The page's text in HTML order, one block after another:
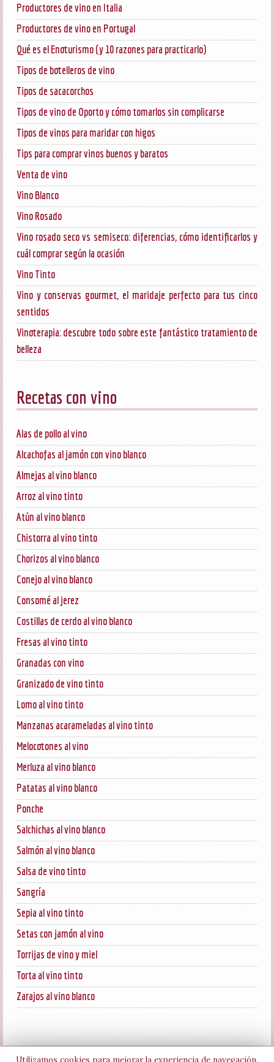
Productores de vino en Italia
Productores de vino en Portugal
Qué es el Enoturismo (y 10 razones para practicarlo)
Tipos de botelleros de vino
Tipos de sacacorchos
Tipos de vino de Oporto y cómo tomarlos sin complicarse
Tipos de vinos para maridar con higos
Tips para comprar vinos buenos y baratos
Venta de vino
Vino Blanco
Vino Rosado
Vino rosado seco vs semiseco: diferencias, cómo identificarlos y
cuál comprar según la ocasión
Vino Tinto
Vino y conservas gourmet, el maridaje perfecto para tus cinco
sentidos
Vinoterapia: descubre todo sobre este fantástico tratamiento de
belleza
Recetas con vino
Alas de pollo al vino
Alcachofas al jamón con vino blanco
Almejas al vino blanco
Arroz al vino tinto
Atún al vino blanco
Chistorra al vino tinto
Chorizos al vino blanco
Conejo al vino blanco
Consomé al jerez
Costillas de cerdo al vino blanco
Fresas al vino tinto
Granadas con vino
Granizado de vino tinto
Lomo al vino tinto
Manzanas acarameladas al vino tinto
Melocotones al vino
Merluza al vino blanco
Patatas al vino blanco
Ponche
Salchichas al vino blanco
Salmón al vino blanco
Salsa de vino tinto
Sangría
Sepia al vino tinto
Setas con jamón al vino
Torrijas de vino y miel
Torta al vino tinto
Zarajos al vino blanco
Utilizamos cookies para mejorar la experiencia de navegación.